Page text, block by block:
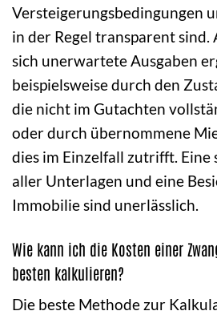
Versteigerungsbedingungen
in der Regel transparent sind.
sich unerwartete Ausgaben
beispielsweise durch den
die nicht im Gutachten
oder durch übernommene
dies im Einzelfall zutrifft.
aller Unterlagen und eine
Immobilie sind unerlässlich.
Wie kann ich die Kosten einer
besten kalkulieren?
Die beste Methode zur